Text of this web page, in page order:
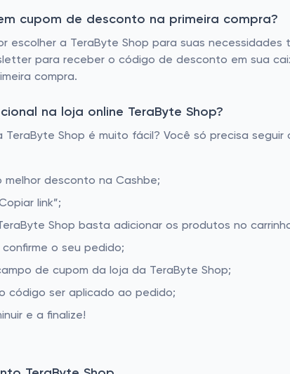
cupom de desconto na primeira compra?
escolher a TeraByte Shop para suas
para receber o código de desconto em sua
compra.
na loja online TeraByte Shop?
TeraByte Shop é muito fácil? Você só precisa
melhor desconto na Cashbe;
link”;
Shop basta adicionar os produtos no
o seu pedido;
de cupom da loja da TeraByte Shop;
código ser aplicado ao pedido;
e a finalize!